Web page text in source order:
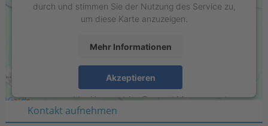
durch und stimmen Sie der Nutzung des Service zu,
um diese Karte anzuzeigen.
Mehr Informationen
Akzeptieren
powered byUsercentrics Consent Management
Raiffeisenring 35-37
D-46395 Bocholt
Kontakt aufnehmen